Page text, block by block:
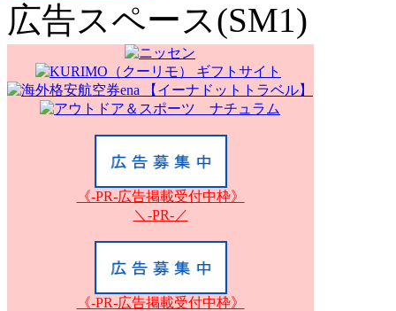
広告スペース(SM1)
《-PR-広告掲載受付中枠》
＼-PR-／
《-PR-広告掲載受付中枠》